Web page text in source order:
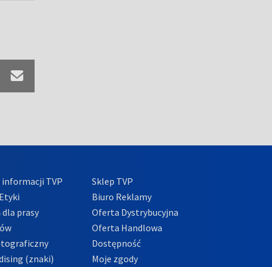
TVP
prasy
(znaki)
Sklep TVP
Biuro Reklamy
Oferta Dystrybucyjna
Oferta Handlowa
Dostępność
Moje zgody